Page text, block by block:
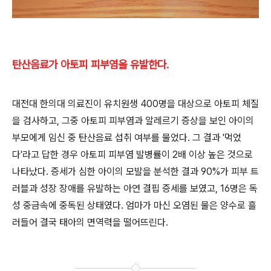
탄산음료가 아토피 피부염을 유발한다.
대전대 한의대 의료진이 유치원생 400명을 대상으로 아토피 체질
을 검사하고, 그중 아토피 피부염과 알레르기 증상을 보인 아이의
부모에게 임신 중 탄산음료 섭취 여부를 물었다. 그 결과 '먹었
다'라고 답한 경우 아토피 피부염 발병률이 2배 이상 높은 것으로
나타났다. 증세가 심한 아이의 모발을 분석한 결과 90%가 피부 트
러블과 성장 장애를 유발하는 아연 결핍 증세를 보였고, 16명은 독
성 중금속에 중독된 상태였다. 엄마가 마신 오염된 물은 양수로 흘
러들어 결국 태아의 면역력을 떨어뜨린다.